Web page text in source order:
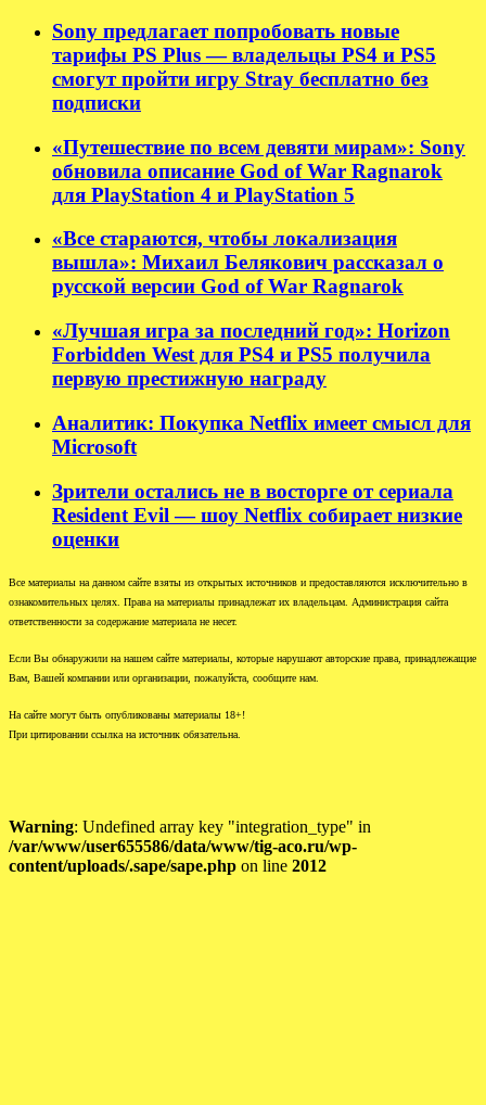
Sony предлагает попробовать новые
тарифы PS Plus — владельцы PS4 и PS5
смогут пройти игру Stray бесплатно без
подписки
«Путешествие по всем девяти мирам»: Sony
обновила описание God of War Ragnarok
для PlayStation 4 и PlayStation 5
«Все стараются, чтобы локализация
вышла»: Михаил Белякович рассказал о
русской версии God of War Ragnarok
«Лучшая игра за последний год»: Horizon
Forbidden West для PS4 и PS5 получила
первую престижную награду
Аналитик: Покупка Netflix имеет смысл для
Microsoft
Зрители остались не в восторге от сериала
Resident Evil — шоу Netflix собирает низкие
оценки
Все материалы на данном сайте взяты из открытых источников и предоставляются исключительно в
ознакомительных целях. Права на материалы принадлежат их владельцам. Администрация сайта
ответственности за содержание материала не несет.
Если Вы обнаружили на нашем сайте материалы, которые нарушают авторские права, принадлежащие
Вам, Вашей компании или организации, пожалуйста, сообщите нам.
На сайте могут быть опубликованы материалы 18+!
При цитировании ссылка на источник обязательна.
Warning: Undefined array key "integration_type" in
/var/www/user655586/data/www/tig-aco.ru/wp-
content/uploads/.sape/sape.php on line 2012